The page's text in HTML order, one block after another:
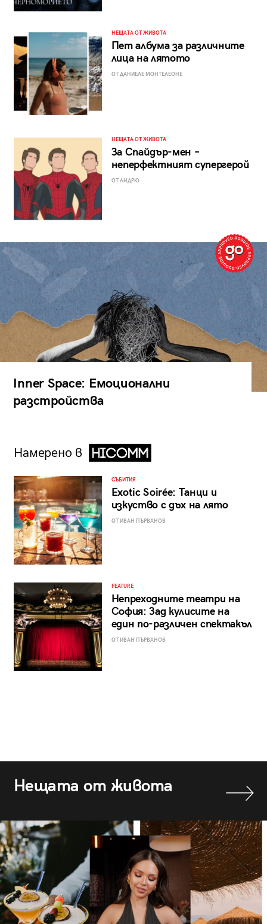
НЕЩАТА ОТ ЖИВОТА
Пет албума за различните
лица на лятото
ОТ ДАНИЕЛЕ МОНТЕЛЕОНЕ
НЕЩАТА ОТ ЖИВОТА
За Спайдър-мен –
неперфектният супергерой
ОТ АНДРЮ
Inner Space: Емоционални
разстройства
Намерено в
СЪБИТИЯ
Exotic Soirée: Танци и
изкуство с дъх на лято
ОТ ИВАН ПЪРВАНОВ
FEATURE
Непреходните театри на
София: Зад кулисите на
един по-различен спектакъл
ОТ ИВАН ПЪРВАНОВ
Нещата от живота